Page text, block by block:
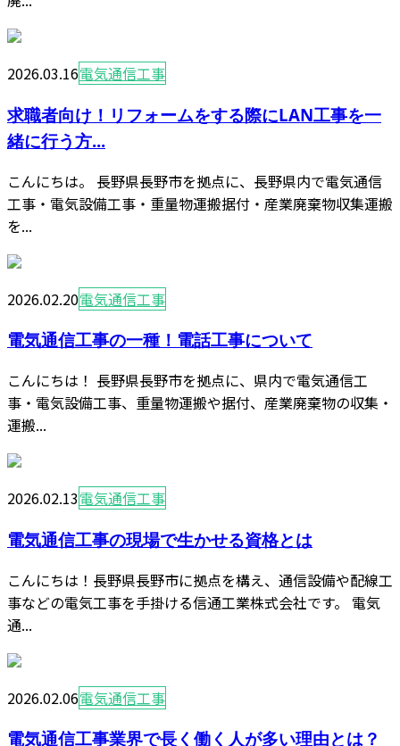
2026.03.16電気通信工事
求職者向け！リフォームをする際にLAN工事を一
緒に行う方...
こんにちは。 長野県長野市を拠点に、長野県内で電気通信
工事・電気設備工事・重量物運搬据付・産業廃棄物収集運搬
を...
2026.02.20電気通信工事
電気通信工事の一種！電話工事について
こんにちは！ 長野県長野市を拠点に、県内で電気通信工
事・電気設備工事、重量物運搬や据付、産業廃棄物の収集・
運搬...
2026.02.13電気通信工事
電気通信工事の現場で生かせる資格とは
こんにちは！長野県長野市に拠点を構え、通信設備や配線工
事などの電気工事を手掛ける信通工業株式会社です。 電気
通...
2026.02.06電気通信工事
電気通信工事業界で長く働く人が多い理由とは？